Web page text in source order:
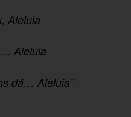
Aleluia
Aleluia
dá… Aleluia”